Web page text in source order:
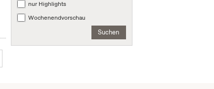
nur Highlights
Wochenendvorschau
Suchen